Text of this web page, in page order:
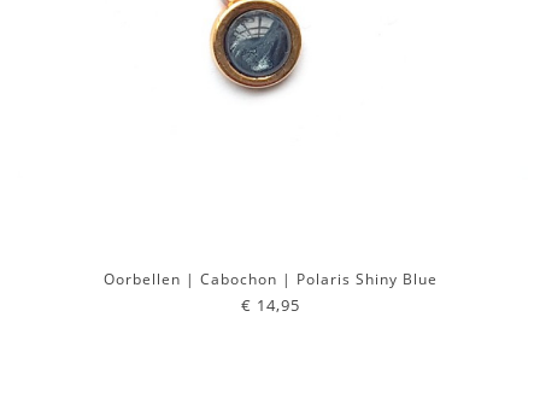
Oorbellen | Cabochon | Polaris Shiny Blue
€ 14,95